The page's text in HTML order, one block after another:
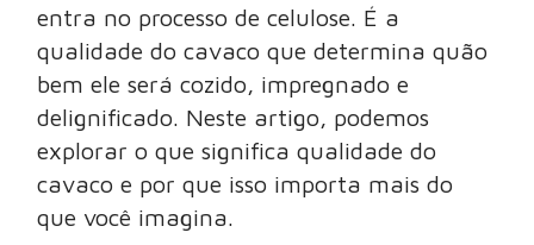
entra no processo de celulose. É a
qualidade do cavaco que determina quão
bem ele será cozido, impregnado e
delignificado. Neste artigo, podemos
explorar o que significa qualidade do
cavaco e por que isso importa mais do
que você imagina.